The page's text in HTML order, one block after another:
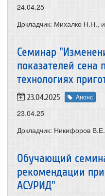
24.04.25
Докладчик: Михалко Н.Н.,
Семинар
показателей сена
технологиях
23.04.2025 Анонс
23.04.25
Докладчик: Никифоров
Обучающий
рекомендации
АСУРИД"